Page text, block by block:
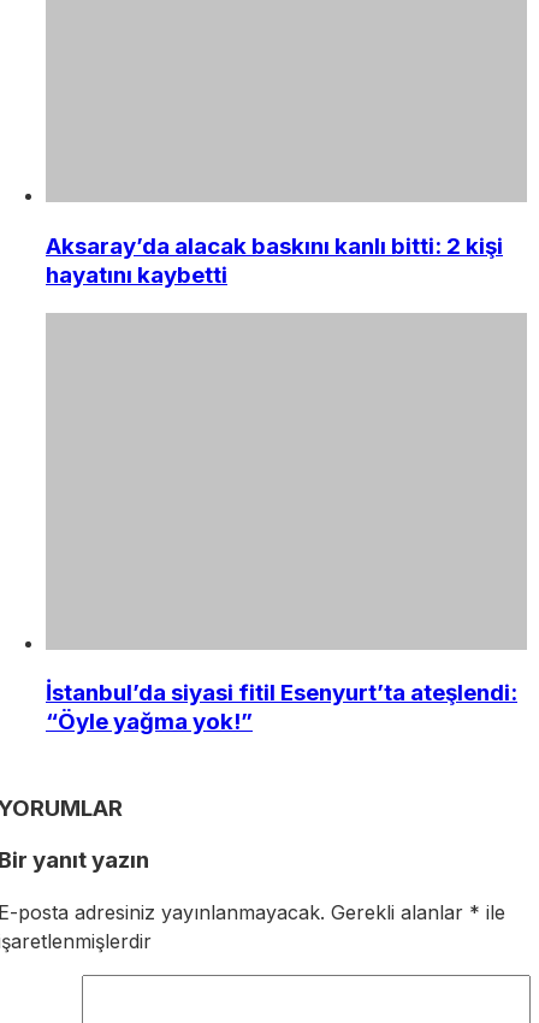
Aksaray’da alacak baskını kanlı bitti: 2 kişi
hayatını kaybetti
İstanbul’da siyasi fitil Esenyurt’ta ateşlendi:
“Öyle yağma yok!”
yanıt yazın
posta adresiniz yayınlanmayacak. Gerekli alanlar * ile